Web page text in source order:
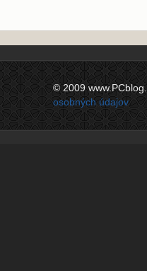
© 2009
osobných údajov